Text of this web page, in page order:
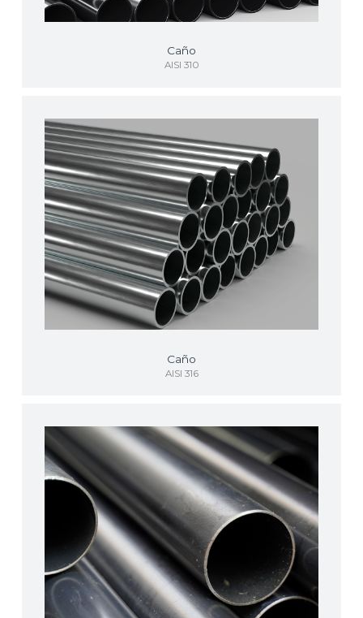
Caño
AISI 310
Caño
AISI 316